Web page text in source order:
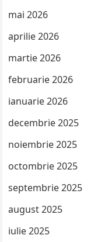
mai 2026
aprilie 2026
martie 2026
februarie 2026
ianuarie 2026
decembrie 2025
noiembrie 2025
octombrie 2025
septembrie 2025
august 2025
iulie 2025